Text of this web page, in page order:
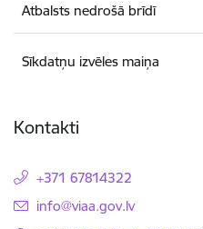
Atbalsts nedrošā brīdī
Sīkdatņu izvēles maiņa
Kontakti
+371 67814322
E-pasts:
info@viaa.gov.lv